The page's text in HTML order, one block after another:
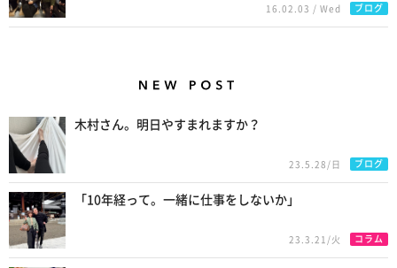
16.02.03 / Wed ブログ
木村さん。明日やすまれますか？
23.5.28/日 ブログ
「10年経って。一緒に仕事をしないか」
23.3.21/火 コラム